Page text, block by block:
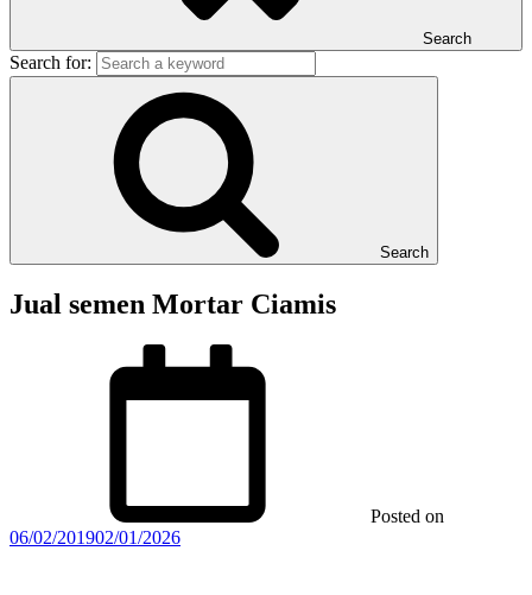
Search
Search for:
Search
Jual semen Mortar Ciamis
Posted on
06/02/201902/01/2026